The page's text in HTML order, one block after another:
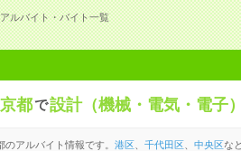
ルバイト・バイト一覧
都で設計（機械・電気・電子）
のアルバイト情報です。 港区、 千代田区、 中央区な